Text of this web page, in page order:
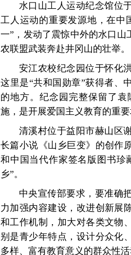
水口山工人运动纪念馆位
工人运动的重要发源地，在中
一”，发动了震惊中外的水口
农联盟武装奔赴井冈山的壮举。
安江农校纪念园位于怀化
这里是“共和国勋章”获得者、
的地方。纪念园完整保留了
施，是开展爱国主义教育的重要
清溪村位于益阳市赫山区
长篇小说《山乡巨变》的创作
和中国当代作家签名版图书珍
乡”。
中央宣传部要求，要准确
力加强内容建设，改进创新展
和工作机制，加大对各类文物
别是青少年特点，设计分众化
多样、富有教育意义的群众性